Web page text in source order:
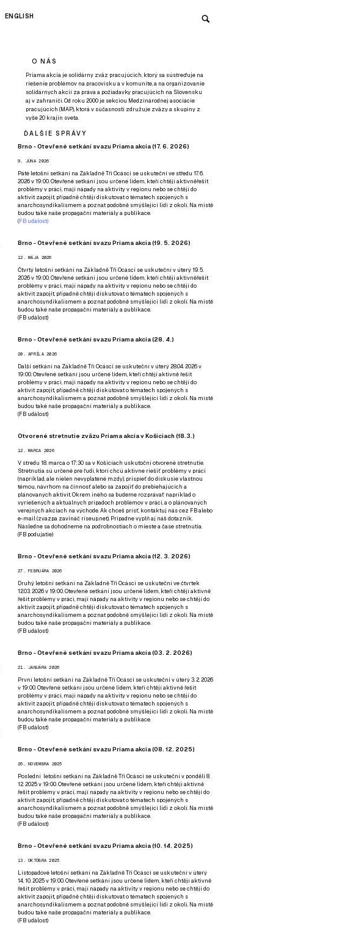
ENGLISH
O NÁS
Priama akcia je solidárny zväz pracujúcich, ktorý sa sústreďuje na
riešenie problémov na pracovisku a v komunite, a na organizovanie
solidárnych akcií za práva a požiadavky pracujúcich na Slovensku
aj v zahraničí. Od roku 2000 je sekciou Medzinárodnej asociácie
pracujúcich (MAP), ktorá v súčasnosti združuje zväzy a skupiny z
vyše 20 krajín sveta.
ĎALŠIE SPRÁVY
Brno - Otevřené setkání svazu Priama akcia (17. 6. 2026)
9. JÚNA 2026
Páté letošní setkání na Základně Tři Ocásci se uskuteční ve středu 17. 6.
2026 v 19:00. Otevřené setkání jsou určené lidem, kteří chtějí aktivněřešit
problémy v práci, mají nápady na aktivity v regionu nebo se chtějí do
aktivit zapojit, případně chtějí diskutovat o tématech spojených s
anarchosyndikalismem a poznat podobně smýšlející lidi z okolí. Na místě
budou také naše propagační materiály a publikace.
(FB událost)
Brno - Otevřené setkání svazu Priama akcia (19. 5. 2026)
12. MÁJA 2026
Čtvrtý letošní setkání na Základně Tři Ocásci se uskuteční v úterý 19. 5.
2026 v 19:00. Otevřené setkání jsou určené lidem, kteří chtějí aktivněřešit
problémy v práci, mají nápady na aktivity v regionu nebo se chtějí do
aktivit zapojit, případně chtějí diskutovat o tématech spojených s
anarchosyndikalismem a poznat podobně smýšlející lidi z okolí. Na místě
budou také naše propagační materiály a publikace.
(FB událost)
Brno - Otevřené setkání svazu Priama akcia (28. 4.)
20. APRÍLA 2026
Další setkání na Základně Tři Ocásci se uskuteční v úterý 28.04. 2026 v
19:00. Otevřené setkání jsou určené lidem, kteří chtějí aktivně řešit
problémy v práci, mají nápady na aktivity v regionu nebo se chtějí do
aktivit zapojit, případně chtějí diskutovat o tématech spojených s
anarchosyndikalismem a poznat podobně smýšlející lidi z okolí. Na místě
budou také naše propagační materiály a publikace.
(FB událost)
Otvorené stretnutie zväzu Priama akcia v Košiciach (18.3.)
12. MARCA 2026
V stredu 18. marca o 17:30 sa v Košiciach uskutoční otvorené stretnutie.
Stretnutia sú určené pre ľudí, ktorí chcú aktívne riešiť problémy v práci
(napríklad, ale nielen nevyplatené mzdy), prispieť do diskusie vlastnou
témou, návrhom na činnosť alebo sa zapojiť do prebiehajúcich a
plánovaných aktivít. Okrem iného sa budeme rozprávať napríklad o
vyriešených a aktuálnych prípadoch problémov v práci, a o plánovaných
verejných akciach na východe. Ak chceš prísť, kontaktuj nás cez FBalebo
e-mail (zvazpa zavináč riseup.net). Prípadnevyplň aj náš dotazník.
Následne sa dohodneme na podrobnostiach o mieste a čase stretnutia.
(FB podujatie)
Brno - Otevřené setkání svazu Priama akcia (12. 3. 2026)
27. FEBRUÁRA 2026
Druhý letošní setkání na Základně Tři Ocásci se uskuteční ve čtvrtek
12.03. 2026 v 19:00. Otevřené setkání jsou určené lidem, kteří chtějí aktivně
řešit problémy v práci, mají nápady na aktivity v regionu nebo se chtějí do
aktivit zapojit, případně chtějí diskutovat o tématech spojených s
anarchosyndikalismem a poznat podobně smýšlející lidi z okolí. Na místě
budou také naše propagační materiály a publikace.
(FB událost)
Brno - Otevřené setkání svazu Priama akcia (03. 2. 2026)
21. JANUÁRA 2026
První letošní setkání na Základně Tři Ocásci se uskuteční v úterý 3. 2. 2026
v 19:00. Otevřené setkání jsou určené lidem, kteří chtějí aktivně řešit
problémy v práci, mají nápady na aktivity v regionu nebo se chtějí do
aktivit zapojit, případně chtějí diskutovat o tématech spojených s
anarchosyndikalismem a poznat podobně smýšlející lidi z okolí. Na místě
budou také naše propagační materiály a publikace.
(FB událost)
Brno - Otevřené setkání svazu Priama akcia (08. 12. 2025)
26. NOVEMBRA 2025
Poslední letošní setkání na Základně Tři Ocásci se uskuteční v ponděli 8.
12. 2025 v 19:00. Otevřené setkání jsou určené lidem, kteří chtějí aktivně
řešit problémy v práci, mají nápady na aktivity v regionu nebo se chtějí do
aktivit zapojit, případně chtějí diskutovat o tématech spojených s
anarchosyndikalismem a poznat podobně smýšlející lidi z okolí. Na místě
budou také naše propagační materiály a publikace.
(FB událost)
Brno - Otevřené setkání svazu Priama akcia (10. 14. 2025)
13. OKTÓBRA 2025
Listopadové letošní setkání na Základně Tři Ocásci se uskuteční v úterý
14. 10. 2025 v 19:00. Otevřené setkání jsou určené lidem, kteří chtějí aktivně
řešit problémy v práci, mají nápady na aktivity v regionu nebo se chtějí do
aktivit zapojit, případně chtějí diskutovat o tématech spojených s
anarchosyndikalismem a poznat podobně smýšlející lidi z okolí. Na místě
budou také naše propagační materiály a publikace.
(FB událost)